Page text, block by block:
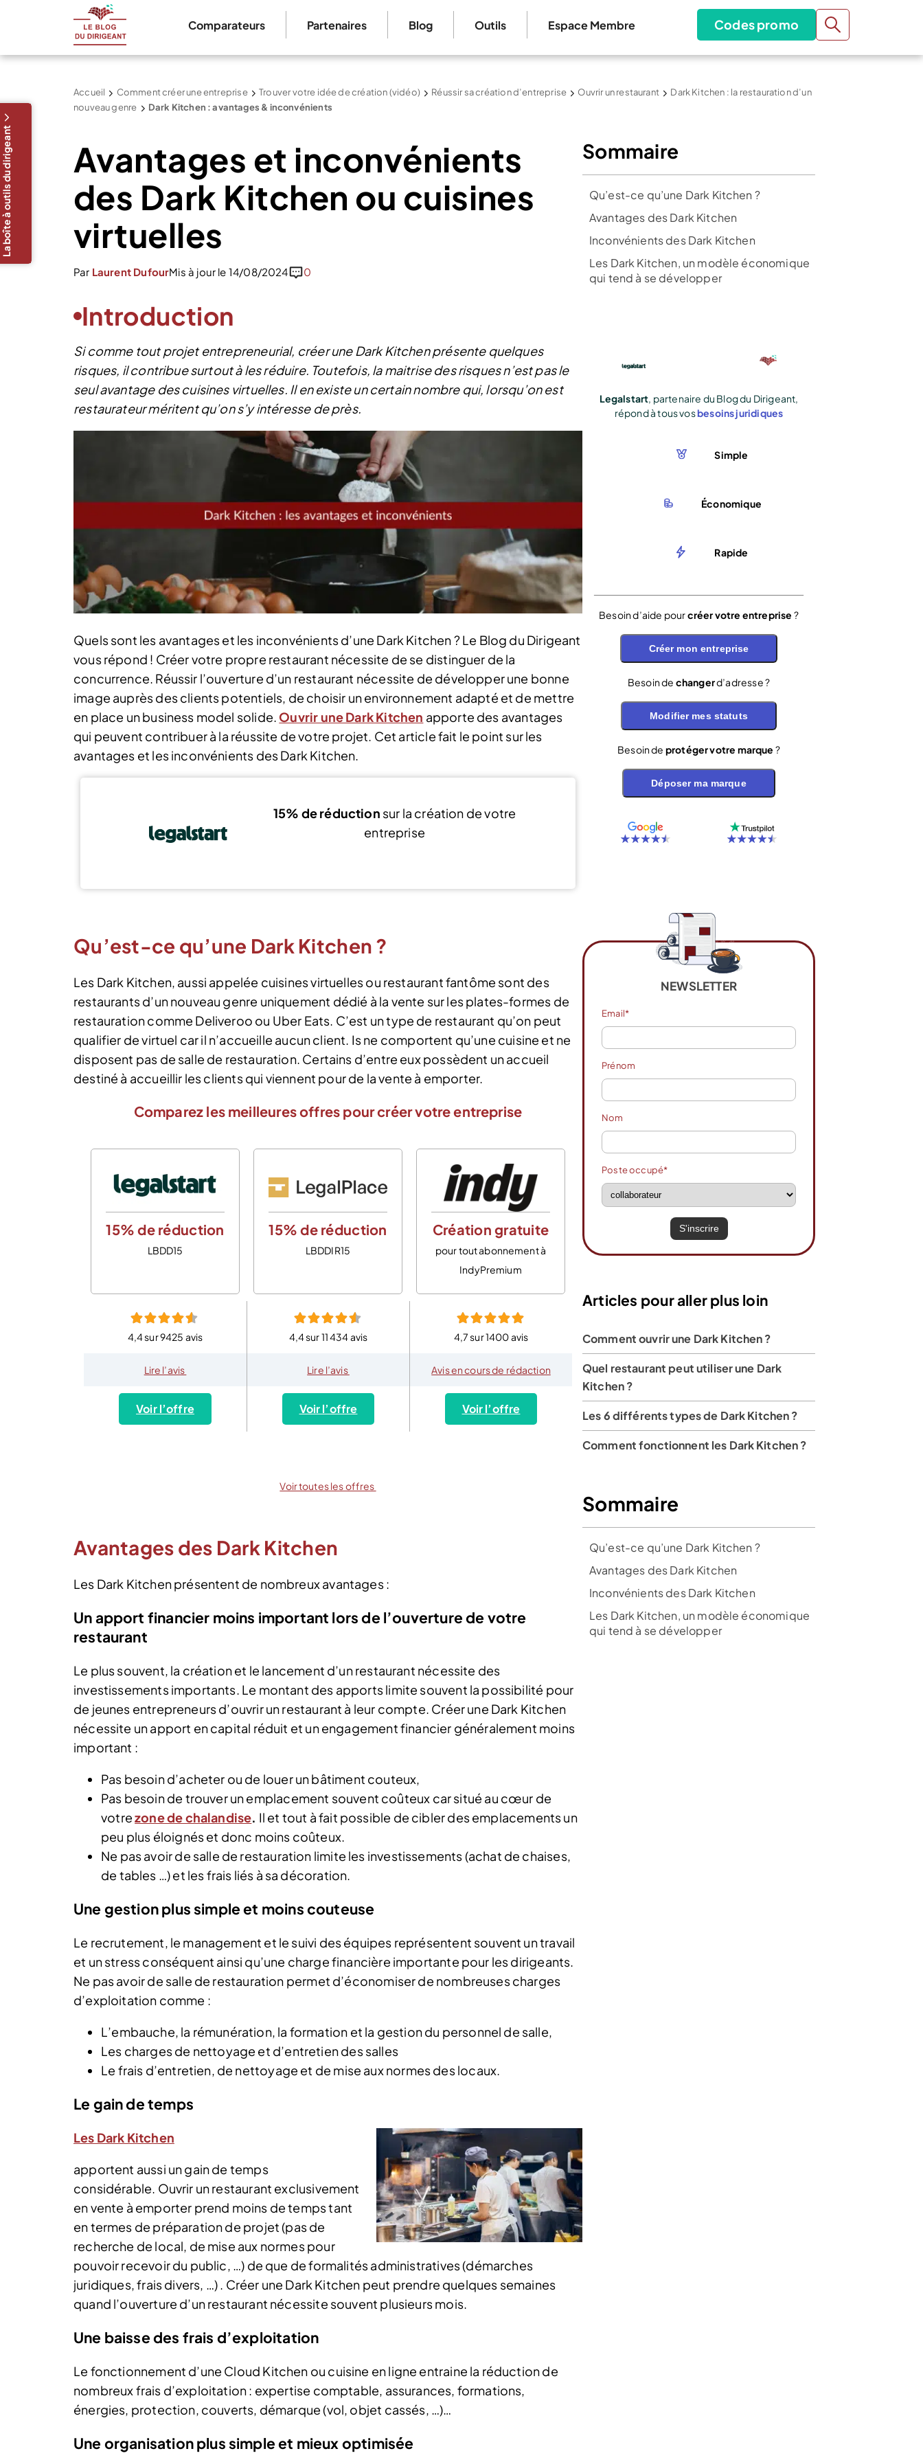
Comparateurs Partenaires Blog Outils Espace Membre Codes promo
Accueil Comment créer une entreprise Trouver votre idée de création (vidéo) Réussir sa création d’entreprise Ouvrir un restaurant
Dark Kitchen : la restauration d’un
nouveau genre
Dark Kitchen : avantages & inconvénients
Avantages et inconvénients
des Dark Kitchen ou cuisines
virtuelles
Par Laurent DufourMis à jour le 14/08/2024 0
Introduction
Si comme tout projet entrepreneurial, créer une Dark Kitchen présente quelques
risques, il contribue surtout à les réduire. Toutefois, la maitrise des risques n’est pas le
seul avantage des cuisines virtuelles. Il en existe un certain nombre qui, lorsqu’on est
restaurateur méritent qu’on s’y intéresse de près.
La boîte à outils du dirigeant
Quels sont les avantages et les inconvénients d’une Dark Kitchen ? Le Blog du Dirigeant
vous répond ! Créer votre propre restaurant nécessite de se distinguer de la
concurrence. Réussir l’ouverture d’un restaurant nécessite de développer une bonne
image auprès des clients potentiels, de choisir un environnement adapté et de mettre
en place un business model solide. Ouvrir une Dark Kitchen apporte des avantages
qui peuvent contribuer à la réussite de votre projet. Cet article fait le point sur les
avantages et les inconvénients des Dark Kitchen.
15% de réduction sur la création de votre
entreprise
Qu’est-ce qu’une Dark Kitchen ?
Les Dark Kitchen, aussi appelée cuisines virtuelles ou restaurant fantôme sont des
restaurants d’un nouveau genre uniquement dédié à la vente sur les plates-formes de
restauration comme Deliveroo ou Uber Eats. C’est un type de restaurant qu’on peut
qualifier de virtuel car il n’accueille aucun client. Is ne comportent qu’une cuisine et ne
disposent pas de salle de restauration. Certains d’entre eux possèdent un accueil
destiné à accueillir les clients qui viennent pour de la vente à emporter.
Comparez les meilleures offres pour créer votre entreprise
15% de réduction
LBDD15
4,4 sur 9425 avis
Lire l’avis
Voir l’offre
15% de réduction
LBDDIR15
4,4 sur 11 434 avis
Lire l’avis
Voir l’offre
Création gratuite
pour tout abonnement à
IndyPremium
4,7 sur 1400 avis
Avis en cours de rédaction
Voir l’offre
Voir toutes les offres
Avantages des Dark Kitchen
Les Dark Kitchen présentent de nombreux avantages :
Un apport financier moins important lors de l’ouverture de votre
restaurant
Le plus souvent, la création et le lancement d’un restaurant nécessite des
investissements importants. Le montant des apports limite souvent la possibilité pour
de jeunes entrepreneurs d’ouvrir un restaurant à leur compte. Créer une Dark Kitchen
nécessite un apport en capital réduit et un engagement financier généralement moins
important :
Pas besoin d’acheter ou de louer un bâtiment couteux,
Pas besoin de trouver un emplacement souvent coûteux car situé au cœur de
votrezone de chalandise. Il et tout à fait possible de cibler des emplacements un
peu plus éloignés et donc moins coûteux.
Ne pas avoir de salle de restauration limite les investissements (achat de chaises,
de tables …) et les frais liés à sa décoration.
Une gestion plus simple et moins couteuse
Le recrutement, le management et le suivi des équipes représentent souvent un travail
et un stress conséquent ainsi qu’une charge financière importante pour les dirigeants.
Ne pas avoir de salle de restauration permet d’économiser de nombreuses charges
d’exploitation comme :
L’embauche, la rémunération, la formation et la gestion du personnel de salle,
Les charges de nettoyage et d’entretien des salles
Le frais d’entretien, de nettoyage et de mise aux normes des locaux.
Le gain de temps
Les Dark Kitchen
apportent aussi un gain de temps
considérable. Ouvrir un restaurant exclusivement
en vente à emporter prend moins de temps tant
en termes de préparation de projet (pas de
recherche de local, de mise aux normes pour
pouvoir recevoir du public, …) de que de formalités administratives (démarches
juridiques, frais divers, …) . Créer une Dark Kitchen peut prendre quelques semaines
quand l’ouverture d’un restaurant nécessite souvent plusieurs mois.
Une baisse des frais d’exploitation
Le fonctionnement d’une Cloud Kitchen ou cuisine en ligne entraine la réduction de
nombreux frais d’exploitation : expertise comptable, assurances, formations,
énergies, protection, couverts, démarque (vol, objet cassés, …)…
Une organisation plus simple et mieux optimisée
Sommaire
Qu’est-ce qu’une Dark Kitchen ?
Avantages des Dark Kitchen
Inconvénients des Dark Kitchen
Les Dark Kitchen, un modèle économique
qui tend à se développer
Legalstart, partenaire du Blog du Dirigeant,
répond à tous vosbesoins juridiques
Simple
Économique
Rapide
Besoin d’aide pourcréer votre entreprise ?
Créer mon entreprise
Besoin de changerd’adresse ?
Modifier mes statuts
Besoin de protéger votre marque ?
Déposer ma marque
NEWSLETTER
Email*
Prénom
Nom
Poste occupé*
Articles pour aller plus loin
Comment ouvrir une Dark Kitchen ?
Quel restaurant peut utiliser une Dark
Kitchen ?
Les 6 différents types de Dark Kitchen ?
Comment fonctionnent les Dark Kitchen ?
Sommaire
Qu’est-ce qu’une Dark Kitchen ?
Avantages des Dark Kitchen
Inconvénients des Dark Kitchen
Les Dark Kitchen, un modèle économique
qui tend à se développer